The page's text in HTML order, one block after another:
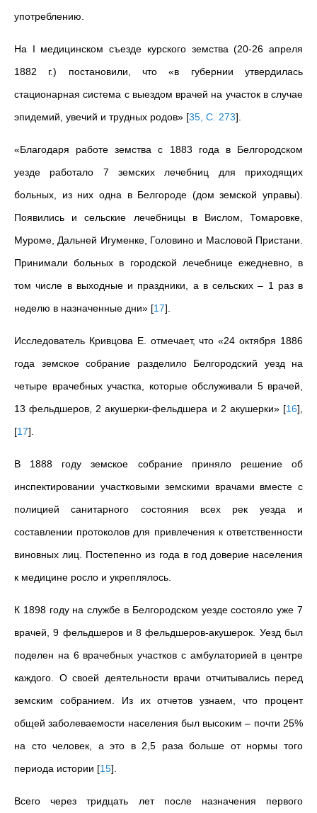
употреблению.
На I медицинском съезде курского земства (20-26 апреля
1882 г.) постановили, что «в губернии утвердилась
стационарная система с выездом врачей на участок в случае
эпидемий, увечий и трудных родов» [35, С. 273]
«Благодаря работе земства с 1883 года в Белгородском
уезде работало 7 земских лечебниц для приходящих
больных, из них одна в Белгороде (дом земской управы).
Появились и сельские лечебницы в Вислом, Томаровке,
Муроме, Дальней Игуменке, Головино и Масловой Пристани.
Принимали больных в городской лечебнице ежедневно, в
том числе в выходные и праздники, а в сельских – 1 раз в
неделю в назначенные дни» [17]
Исследователь Кривцова Е. отмечает, что «24 октября 1886
года земское собрание разделило Белгородский уезд на
четыре врачебных участка, которые обслуживали 5 врачей,
13 фельдшеров, 2 акушерки-фельдшера и 2 акушерки» [16]
[17]
В 1888 году земское собрание приняло решение об
инспектировании участковыми земскими врачами вместе с
полицией санитарного состояния всех рек уезда и
составлении протоколов для привлечения к ответственности
виновных лиц. Постепенно из года в год доверие населения
к медицине росло и укреплялось.
К 1898 году на службе в Белгородском уезде состояло уже 7
врачей, 9 фельдшеров и 8 фельдшеров-акушерок. Уезд был
поделен на 6 врачебных участков с амбулаторией в центре
каждого. О своей деятельности врачи отчитывались перед
земским собранием. Из их отчетов узнаем, что процент
общей заболеваемости населения был высоким – почти 25%
на сто человек, а это в 2,5 раза больше от нормы того
периода истории [15]
Всего через тридцать лет после назначения первого